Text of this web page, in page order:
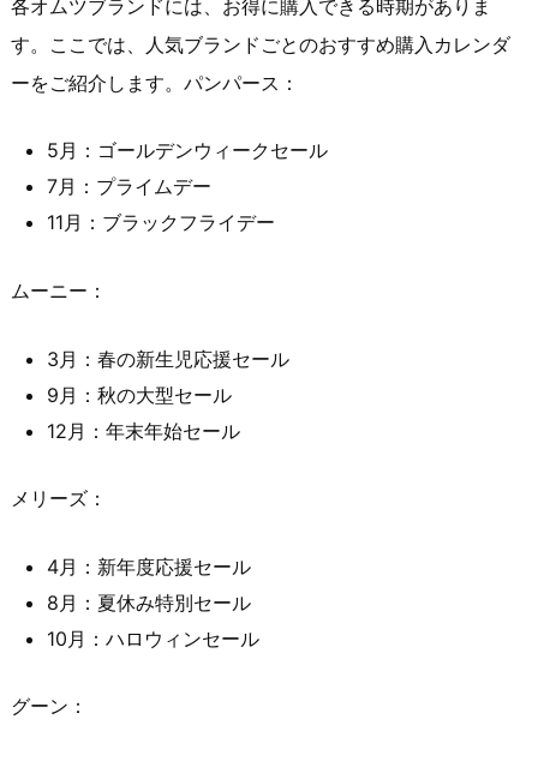
各オムツブランドには、お得に購入できる時期がありま
す。ここでは、人気ブランドごとのおすすめ購入カレンダ
ーをご紹介します。パンパース：
5月：ゴールデンウィークセール
7月：プライムデー
11月：ブラックフライデー
ムーニー：
3月：春の新生児応援セール
9月：秋の大型セール
12月：年末年始セール
メリーズ：
4月：新年度応援セール
8月：夏休み特別セール
10月：ハロウィンセール
グーン：